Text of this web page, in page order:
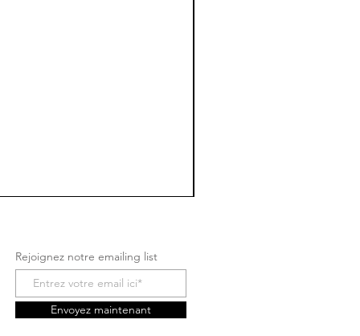
Rejoignez notre emailing list
Envoyez maintenant